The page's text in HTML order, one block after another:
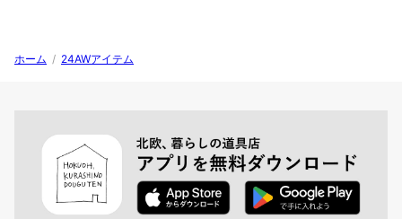
ホーム / 24AWアイテム